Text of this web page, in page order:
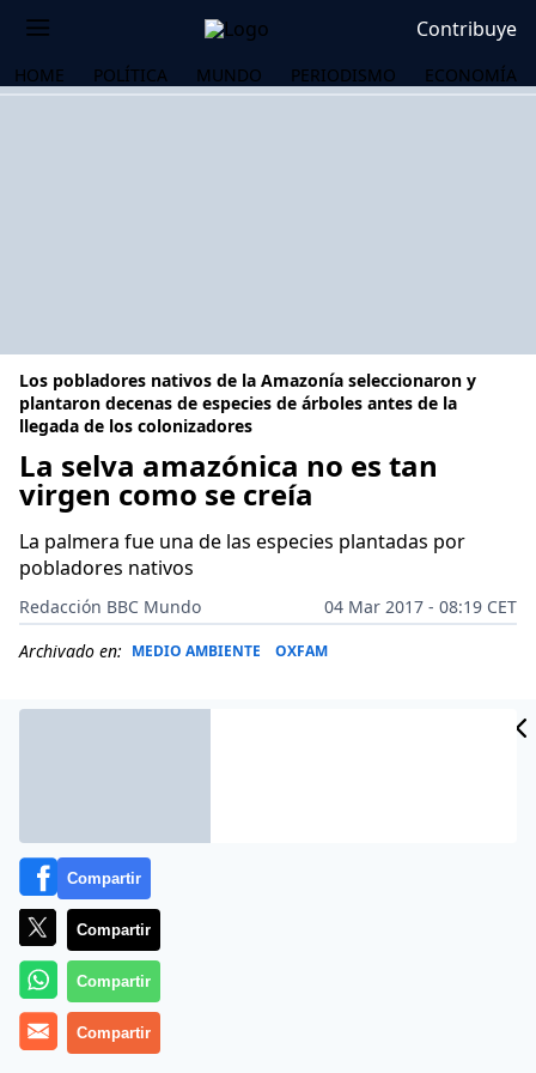
Contribuye
HOME POLÍTICA MUNDO PERIODISMO ECONOMÍA
Los pobladores nativos de la Amazonía seleccionaron y
plantaron decenas de especies de árboles antes de la
llegada de los colonizadores
La selva amazónica no es tan
virgen como se creía
La palmera fue una de las especies plantadas por
pobladores nativos
Redacción BBC Mundo
04 Mar 2017 - 08:19 CET
Archivado en: MEDIO AMBIENTE OXFAM
Más información
Compartir
Compartir
Compartir
Compartir